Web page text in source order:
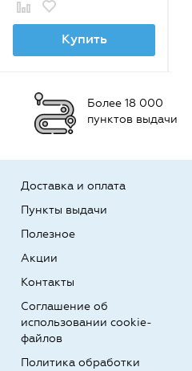
Купить
Более 18 000
пунктов выдачи
Доставка и оплата
Пункты выдачи
Полезное
Акции
Контакты
Соглашение об
использовании cookie-
файлов
Политика обработки